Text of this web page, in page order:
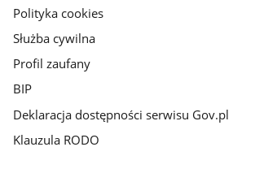
Polityka cookies
Służba cywilna
Profil zaufany
BIP
Deklaracja dostępności serwisu Gov.pl
Klauzula RODO